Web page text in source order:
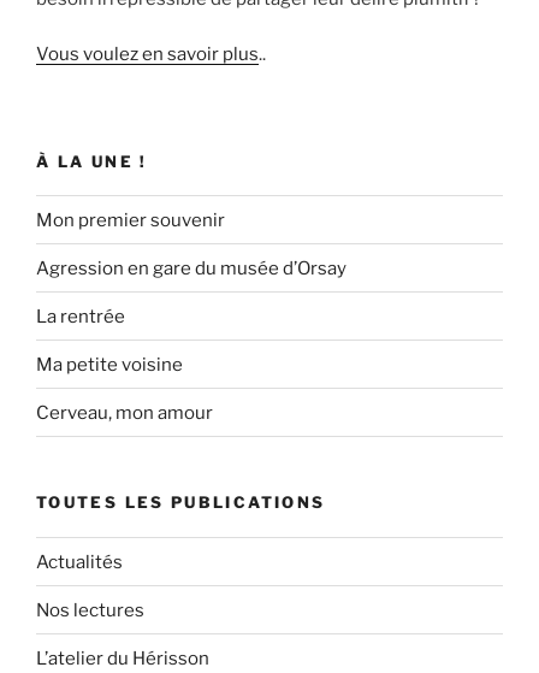
Loup
» »
Vous voulez en savoir plus..
À LA UNE !
Mon premier souvenir
Agression en gare du musée d’Orsay
La rentrée
Ma petite voisine
Cerveau, mon amour
TOUTES LES PUBLICATIONS
Actualités
Nos lectures
L’atelier du Hérisson